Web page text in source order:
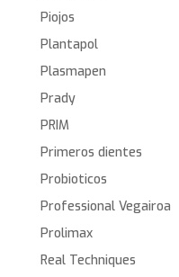
Piojos
Plantapol
Plasmapen
Prady
PRIM
Primeros dientes
Probioticos
Professional Vegairoa
Prolimax
Real Techniques